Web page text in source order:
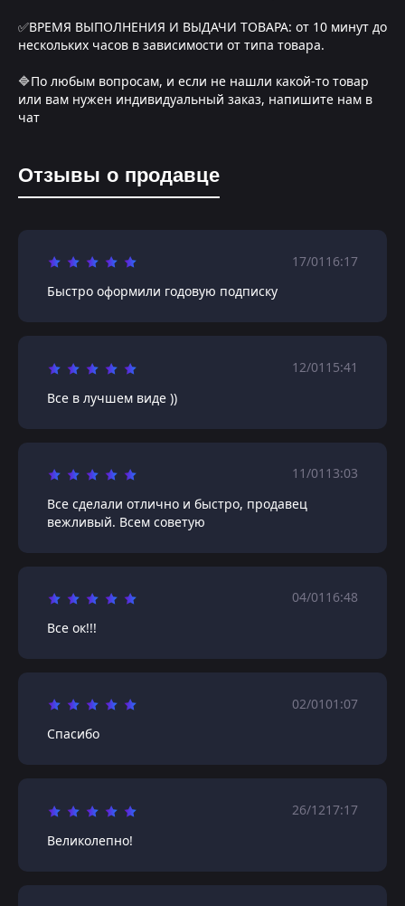
✅ВРЕМЯ ВЫПОЛНЕНИЯ И ВЫДАЧИ ТОВАРА: от 10 минут до
нескольких часов в зависимости от типа товара.
🔷По любым вопросам, и если не нашли какой-то товар
или вам нужен индивидуальный заказ, напишите нам в
чат
Отзывы о продавце
17/01 16:17
Быстро оформили годовую подписку
12/01 15:41
Все в лучшем виде ))
11/01 13:03
Все сделали отлично и быстро, продавец
вежливый. Всем советую
04/01 16:48
Все ок!!!
02/0101:07
Спасибо
26/1217:17
Великолепно!